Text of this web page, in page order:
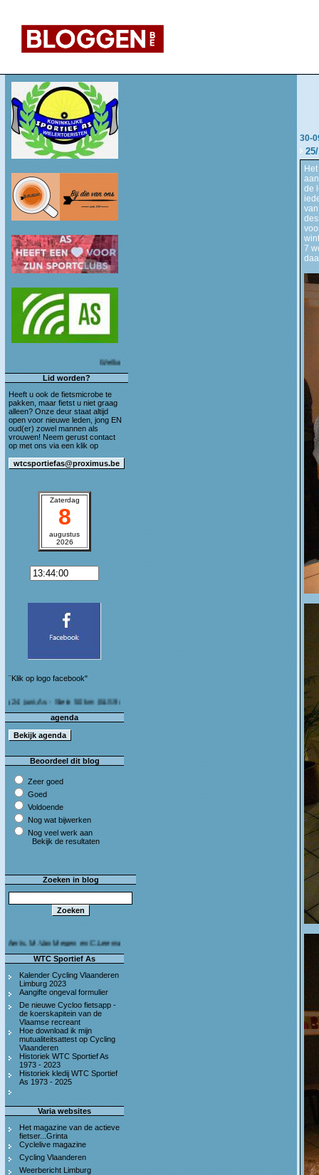
Welkom op de blog van WTC Sportief As!
Lid worden?
Heeft u ook de fietsmicrobe te
pakken, maar fietst u niet graag
alleen? Onze deur staat altijd
open voor nieuwe leden, jong EN
oud(er) zowel mannen als
vrouwen! Neem gerust contact
op met ons via een klik op
Zaterdag
8
augustus
2026
¨Klik op logo facebook"
- Stein 50 km (I&S 9u - 10u30) Café Bij die van ons As
agenda
Beoordeel dit blog
Zeer goed
Goed
Voldoende
Nog wat bijwerken
Nog veel werk aan
Bekijk de resultaten
Zoeken in blog
Megen en C.Leeman - Van harte proficiat!
WTC Sportief As
Kalender Cycling Vlaanderen
Limburg 2023
Aangifte ongeval formulier
De nieuwe Cycloo fietsapp -
de koerskapitein van de
Vlaamse recreant
Hoe download ik mijn
mutualiteitsattest op Cycling
Vlaanderen
Historiek WTC Sportief As
1973 - 2023
Historiek kledij WTC Sportief
As 1973 - 2025
Varia websites
Het magazine van de actieve
fietser...Grinta
Cyclelive magazine
Cycling Vlaanderen
Weerbericht Limburg
30-
de
7